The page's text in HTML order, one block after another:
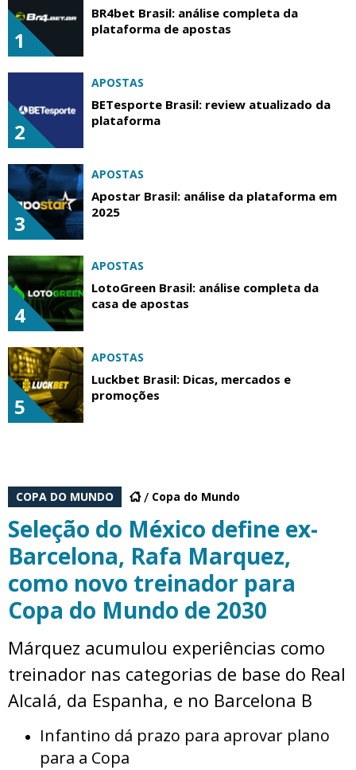
1
BR4bet Brasil: análise completa da
plataforma de apostas
2
APOSTAS
BETesporte Brasil: review atualizado da
plataforma
3
APOSTAS
Apostar Brasil: análise da plataforma em
2025
4
APOSTAS
LotoGreen Brasil: análise completa da
casa de apostas
5
APOSTAS
Luckbet Brasil: Dicas, mercados e
promoções
COPA DO MUNDO Copa do Mundo
Seleção do México define ex-
Barcelona, Rafa Marquez,
como novo treinador para
Copa do Mundo de 2030
Márquez acumulou experiências como
treinador nas categorias de base do Real
Alcalá, da Espanha, e no Barcelona B
Infantino dá prazo para aprovar plano
para a Copa